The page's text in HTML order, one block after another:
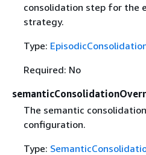
consolidation step for the
strategy.
Type:
Required: No
The semantic
configuration.
Type: